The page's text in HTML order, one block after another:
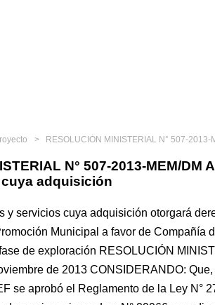
RESOLUCIÓN MINISTERIAL N° 507-2013-MEM/DM Aprueban
N° 507-2013-MEM/DM
adquisición
y servicios cuya adquisición otorgará
Municipal a favor de Compañía
de exploración RESOLUCIÓN
de 2013 CONSIDERANDO:
se aprobó el Reglamento de la Ley N°